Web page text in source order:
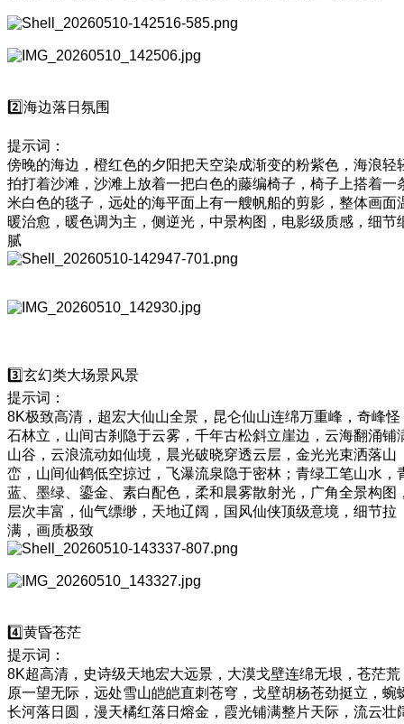
2️⃣海边落日氛围
提示词：
傍晚的海边，橙红色的夕阳把天空染成渐变的粉紫色，海浪轻
拍打着沙滩，沙滩上放着一把白色的藤编椅子，椅子上搭着一
米白色的毯子，远处的海平面上有一艘帆船的剪影，整体画面
暖治愈，暖色调为主，侧逆光，中景构图，电影级质感，细节
腻
3️⃣玄幻类大场景风景
提示词：
8K极致高清，超宏大仙山全景，昆仑仙山连绵万重峰，奇峰怪
石林立，山间古刹隐于云雾，千年古松斜立崖边，云海翻涌铺
山谷，云浪流动如仙境，晨光破晓穿透云层，金光光束洒落山
峦，山间仙鹤低空掠过，飞瀑流泉隐于密林；青绿工笔山水，
蓝、墨绿、鎏金、素白配色，柔和晨雾散射光，广角全景构图
层次丰富，仙气缥缈，天地辽阔，国风仙侠顶级意境，细节拉
满，画质极致
4️⃣黄昏苍茫
提示词：
8K超高清，史诗级天地宏大远景，大漠戈壁连绵无垠，苍茫荒
原一望无际，远处雪山皑皑直刺苍穹，戈壁胡杨苍劲挺立，蜿
长河落日圆，漫天橘红落日熔金，霞光铺满整片天际，流云壮